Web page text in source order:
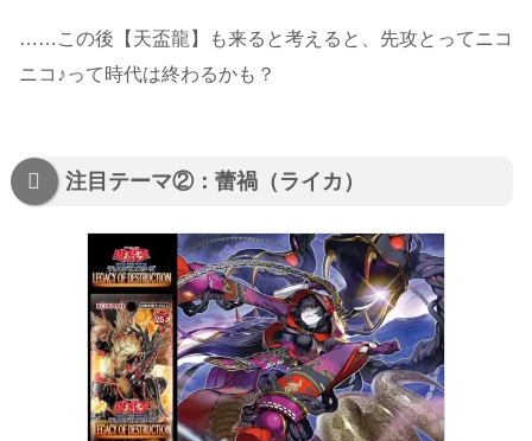
……この後【天盃龍】も来ると考えると、先攻とってニコ
ニコ♪って時代は終わるかも？
注目テーマ②：蕾禍（ライカ）